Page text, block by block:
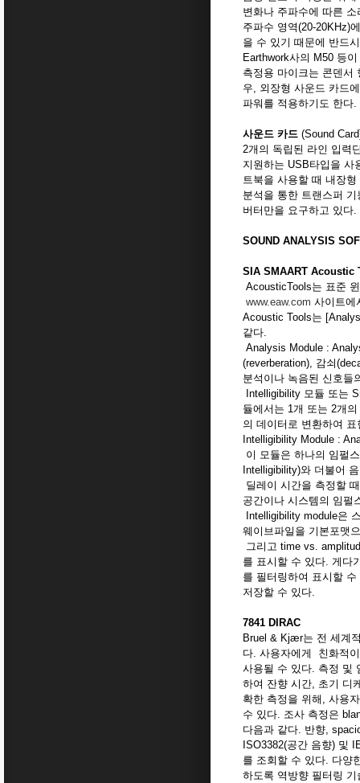
변화나 주파수에 따른
주파수 영역(20-20KHz)
을 수 있기 때문에 반드
Earthwork사의 M50 등
측정용 마이크는 콘덴서
우, 외장형 사운드 카드
파워를 적용하기도 한다.
사운드 카드 (Sound
2개의 독립된 라인 입력
지원하는 USB타입을 사
트북을 사용할 때 내장
분석을 통한 트랜스퍼
버터만을 요구하고 있다.
SOUND ANALYSIS
SIA SMAART Acoustic
AcousticTools는 표준
www.eaw.com 사이트에
Acoustic Tools는
같다.
Analysis Module :
(reverberation), 감쇠
분석이나 녹음된 신호들
Intelligibility 모듈 또는
듈에서는 1개 또는 2개
의 데이터로 변환하여
Intelligibility Module :
이 모듈은 하나의 임펄
Intelligibility)와 더불어
딜레이 시간을 측정할
공간이나 시스템의 임펄
Intelligibility module은
웨이브파일을 기본포맷
그리고 time vs.
를 표시할 수 있다. 게다
를 필터링하여 표시할
저장할 수 있다.
7841 DIRAC
Bruel & Kjær는 전 세계
다. 사용자에게 친화적
사용될 수 있다. 측정 및
하여 잔향 시간, 초기 디
확한 측정을 위해, 사용
수 있다. 조사 측정은
다음과 같다. 반향,
ISO3382(공간 음향) 및
를 조회할 수 있다. 다양
하도록 역방향 필터링